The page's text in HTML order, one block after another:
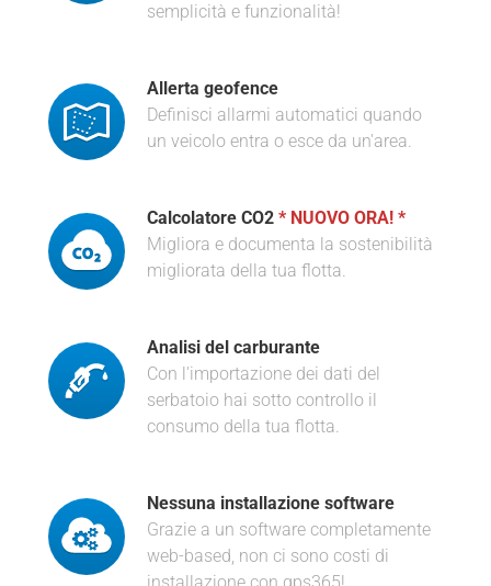
semplicità e funzionalità!
Allerta geofence
Definisci allarmi automatici quando
un veicolo entra o esce da un'area.
Calcolatore CO2 * NUOVO ORA! *
Migliora e documenta la sostenibilità
migliorata della tua flotta.
Analisi del carburante
Con l'importazione dei dati del
serbatoio hai sotto controllo il
consumo della tua flotta.
Nessuna installazione software
Grazie a un software completamente
web-based, non ci sono costi di